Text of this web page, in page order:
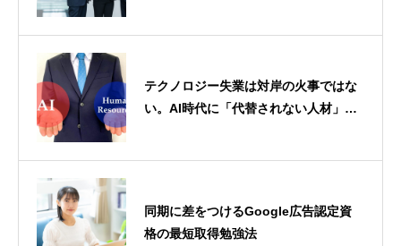
テクノロジー失業は対岸の火事ではな
い。AI時代に「代替されない人材」に
同期に差をつけるGoogle広告認定資
格の最短取得勉強法